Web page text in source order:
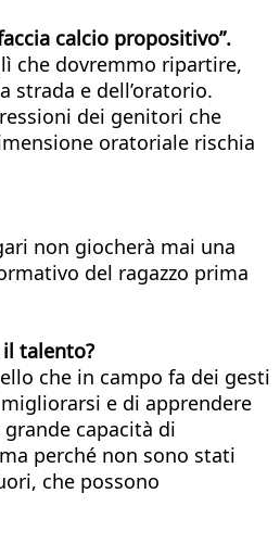
calcio propositivo”.
che dovremmo ripartire,
e dell’oratorio.
dei genitori che
oratoriale rischia
non giocherà mai una
del ragazzo prima
talento?
che in campo fa dei gesti
e di apprendere
capacità di
perché non sono stati
che possono